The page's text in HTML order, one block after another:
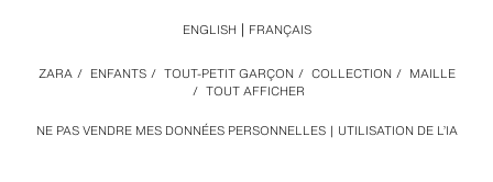
NE PAS VENDRE MES DONNÉES PERSONNELLES UTILISATION DE L’IA
ZARA / ENFANTS / TOUT-PETIT GARÇON / COLLECTION / MAILLE
/ TOUT AFFICHER
ENGLISH FRANÇAIS